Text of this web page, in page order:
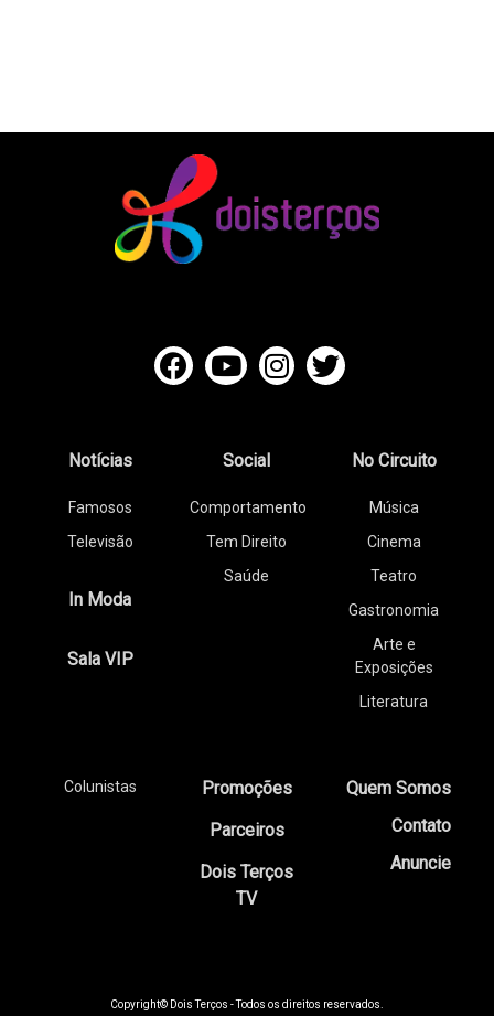
Notícias
Famosos
Televisão
In Moda
Sala VIP
Social
Comportamento
Tem Direito
Saúde
No Circuito
Música
Cinema
Teatro
Gastronomia
Arte e
Exposições
Literatura
Colunistas
Promoções
Parceiros
Dois Terços
TV
Quem Somos
Contato
Anuncie
Copyright© Dois Terços - Todos os direitos reservados.